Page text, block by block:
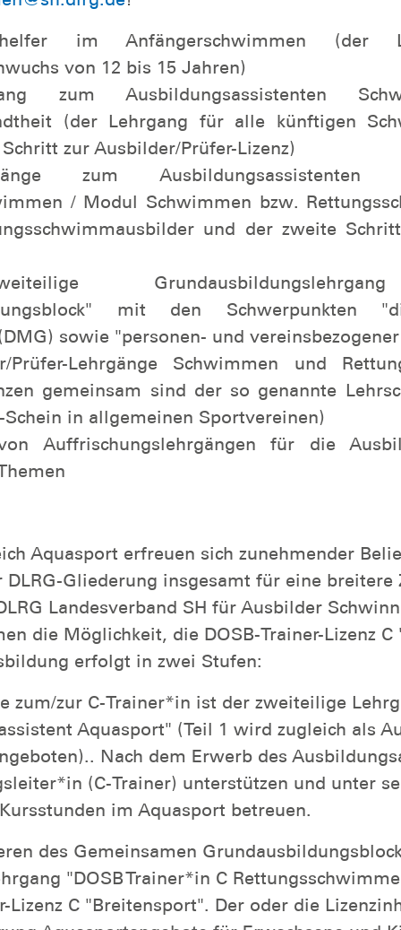
Zu diesem Zweck bietet der
von
Seminaren und Lehrgängenan:
wir natürlich den Gliederungen des
Schwimm- und
euch einfach an uns unter
!
im Anfängerschwimmen (der
von 12 bis 15 Jahren)
(der Lehrgang für alle künftigen
zur Ausbilder/Prüfer-Lizenz)
zum Ausbildungsassistenten
/ Modul Schwimmen bzw.
und der zweite
mit den Schwerpunkten
gemeinsam sind der so genannte
Schein in allgemeinen Sportvereinen)
Auffrischungslehrgängen für die
Aquasport erfreuen sich zunehmender
DLRG-Gliederung insgesamt für eine
Landesverband SH für Ausbilder
die Möglichkeit, die DOSB-Trainer-Lizenz
erfolgt in zwei Stufen:
zum/zur C-Trainer*in ist der zweiteilige
Aquasport" (Teil 1 wird zugleich als
Nach dem Erwerb des